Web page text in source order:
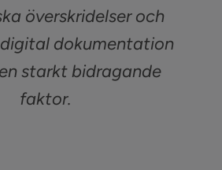
överskridelser och
dokumentation
starkt bidragande
faktor.